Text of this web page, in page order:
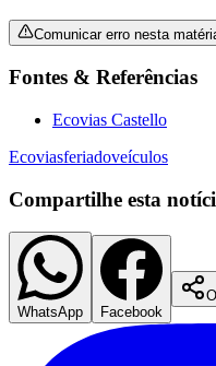
São Paulo
Comunicar erro nesta
Fontes & Referências
Ecovias Castello
Ecoviasferiadoveículos
Compartilhe esta
WhatsApp Facebook